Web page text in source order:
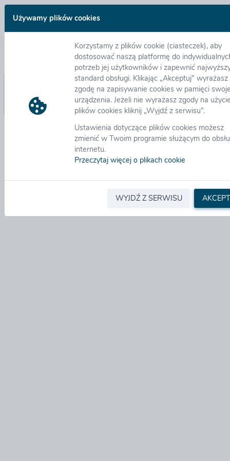
Używamy plików cookies
Korzystamy z plików cookie (ciasteczek), aby
dostosować naszą platformę do
potrzeb jej użytkowników i zapewnić
standard obsługi. Klikając „Akceptuj” wyrażasz
zgodę na zapisywanie cookies w pamięci
urządzenia. Jeżeli nie wyrażasz zgody na
plików cookies kliknij „Wyjdź z serwisu”.
Ustawienia dotyczące plików cookies możesz
zmienić w Twoim programie służącym do
internetu.
Przeczytaj więcej o plikach cookie
WYJDŹ Z SERWISU
I forgot my password